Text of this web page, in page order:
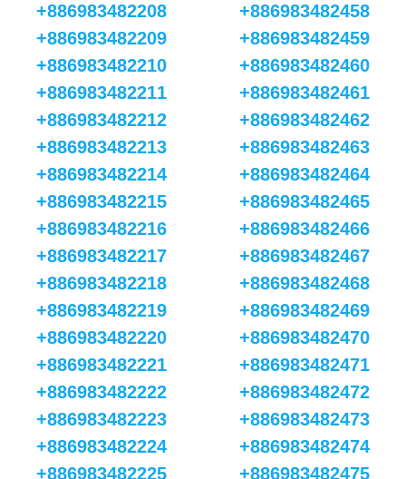
+886983482208
+886983482209
+886983482210
+886983482211
+886983482212
+886983482213
+886983482214
+886983482215
+886983482216
+886983482217
+886983482218
+886983482219
+886983482220
+886983482221
+886983482222
+886983482223
+886983482224
+886983482225
+886983482458
+886983482459
+886983482460
+886983482461
+886983482462
+886983482463
+886983482464
+886983482465
+886983482466
+886983482467
+886983482468
+886983482469
+886983482470
+886983482471
+886983482472
+886983482473
+886983482474
+886983482475